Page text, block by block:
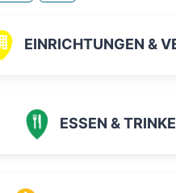
EINRICHTUNGEN &
ESSEN &